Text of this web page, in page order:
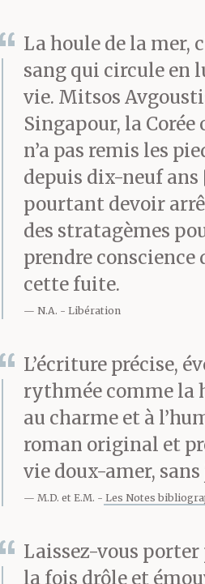
représentation
quotidienne
amenant
sur le devant
des détails
tirés du
inépuisable
juste le temps
profiter des
concombres,
avait eu du
ajouta, quand
Mitsos
La houle de la mer,
sang qui circule en
vie. Mitsos
Singapour, la Corée
n’a pas remis les
depuis dix-neuf
pourtant devoir
des stratagèmes
prendre conscience
cette fuite.
N.A. Libération
L’écriture précise,
rythmée comme la
au charme et à
roman original et
vie doux-amer,
M.D. et E.M. Les Notes
Laissez-vous porter
la fois drôle et